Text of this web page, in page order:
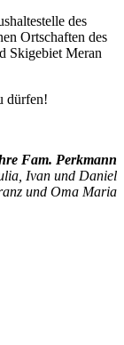
des
Ortschaften des
Skigebiet Meran
dürfen!
Fam. Perkmann
Ivan und Daniel
und Oma Maria